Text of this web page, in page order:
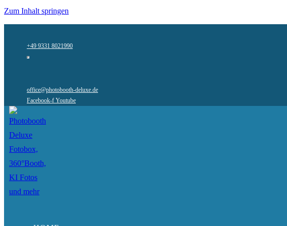
Zum Inhalt springen
+49 9331 8021990
office@photobooth-deluxe.de
Facebook-f Youtube